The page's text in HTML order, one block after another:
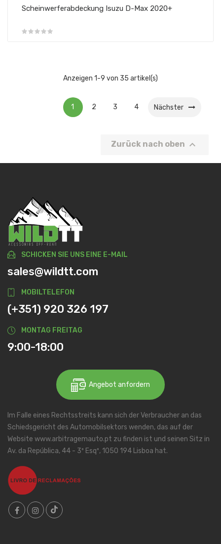
Scheinwerferabdeckung Isuzu D-Max 2020+
Anzeigen 1-9 von 35 artikel(s)
1 2 3 4 Nächster
Zurück nach oben 
SCHICKEN SIE UNS EINE E-MAIL
sales@wildtt.com
MOBILTELEFON
(+351) 920 326 197
MONTAG FREITAG
9:00-18:00
Angebot anfordern
Im Falle eines Rechtsstreits kann sich der Verbraucher an das
Schiedsgericht des Automobilsektors wenden, das auf der
Website www.arbitragemauto.pt zu finden ist und seinen Sitz in
Av. da República, 44 - 3º Esqº, 1050 194 Lisboa hat.